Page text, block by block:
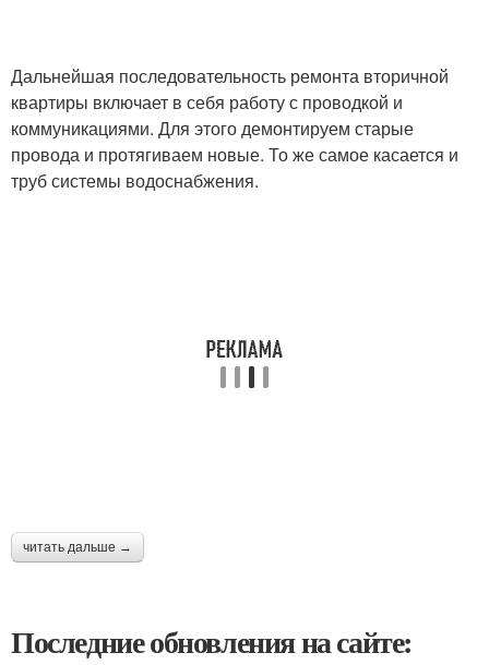
Дальнейшая последовательность ремонта вторичной
квартиры включает в себя работу с проводкой и
коммуникациями. Для этого демонтируем старые
провода и протягиваем новые. То же самое касается и
труб системы водоснабжения.
читать дальше →
Последние обновления на сайте: